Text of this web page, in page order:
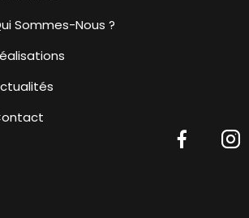
Sommes-Nous ?